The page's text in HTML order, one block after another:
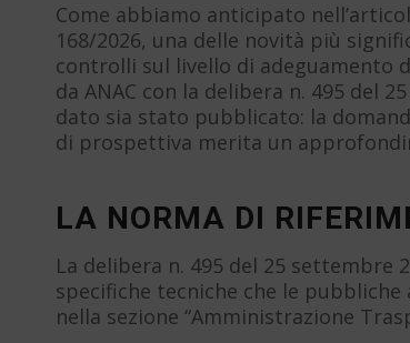
Come abbiamo anticipato
168/2026, una delle novità più
controlli sul livello di adeguamento
da ANAC con la delibera n. 495 del
dato sia stato pubblicato: la
di prospettiva merita un
LA NORMA DI
La delibera n. 495 del 25 settembre
specifiche tecniche che le
nella sezione “Amministrazione